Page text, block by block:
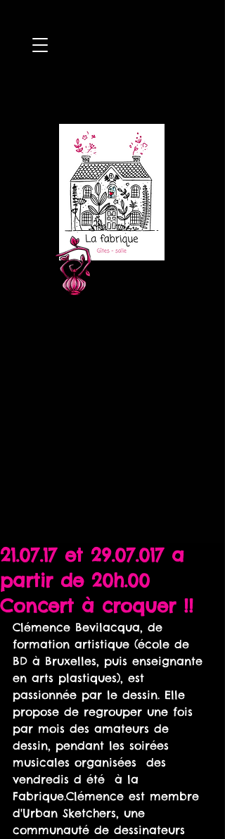
21.07.17 et 29.07.017 a
partir de 20h.00
Concert à croquer !!
Clémence Bevilacqua, de
formation artistique (école de
BD à Bruxelles, puis enseignante
en arts plastiques), est
passionnée par le dessin. Elle
propose de regrouper une fois
par mois des amateurs de
dessin, pendant les soirées
musicales organisées  des
vendredis d été  à la
Fabrique.Clémence est membre
d'Urban Sketchers, une
communauté de dessinateurs